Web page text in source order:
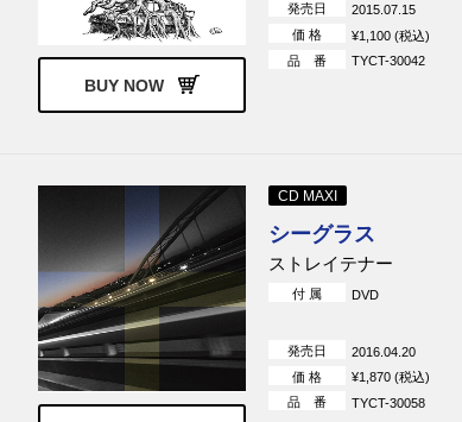
BUY NOW
発売日
2015.07.15
価 格
¥1,100 (税込)
品 番
TYCT-30042
CD MAXI
シーグラス
ストレイテナー
付 属 DVD
発売日
2016.04.20
価 格
¥1,870 (税込)
品 番
TYCT-30058